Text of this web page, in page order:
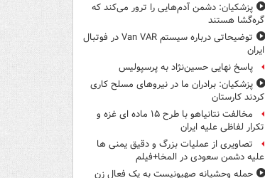
پزشکیان: دشمن آدم‌هایی را ترور می‌کند که
گره‌گشا هستند
توضیحاتی درباره سیستم Van VAR در فوتبال
ایران
پاسخ نهایی حسین‌نژاد به پرسپولیس
پزشکیان: برادران ما در نیروهای مسلح کاری
کردند کارستان
مخالفت نتانیاهو با طرح ۱۵ ماده ای غزه و
تکرار لفاظی علیه ایران
تصاویری از عملیات بزرگ و دقیق یمنی ها
علیه دشمن سعودی در المخا+فیلم
حمله وحشیانه صهیونیست به یک فعال زن